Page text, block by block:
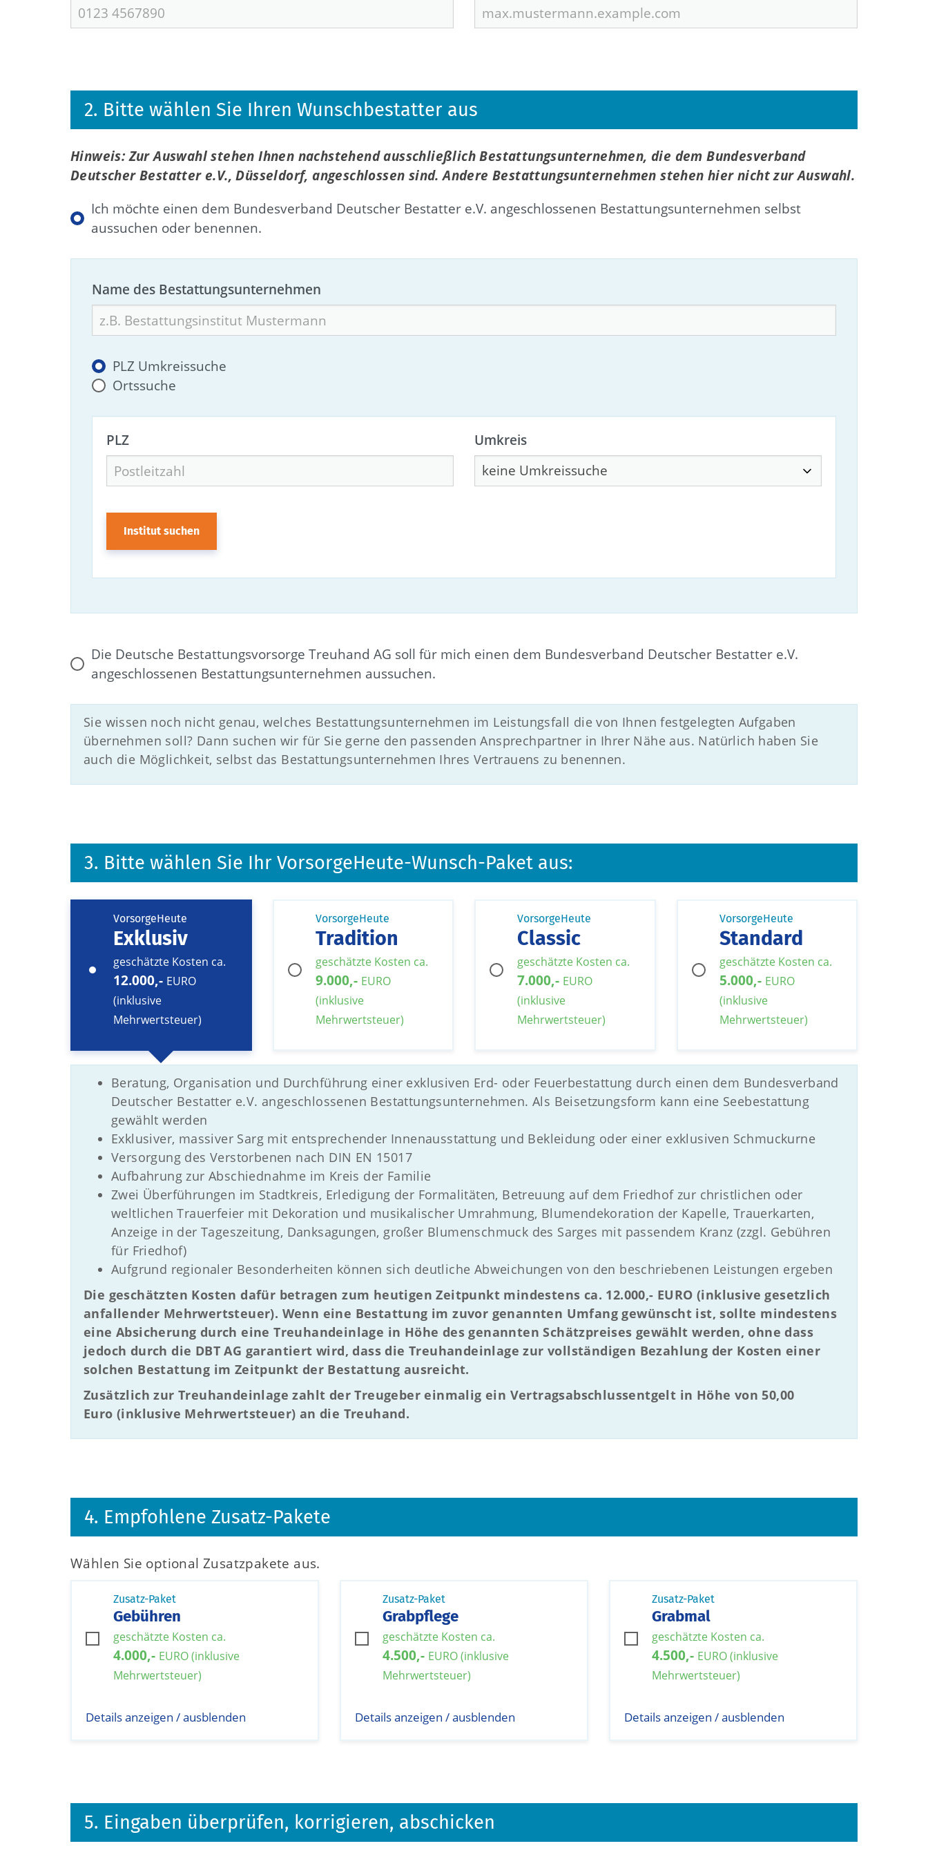
2. Bitte wählen Sie Ihren Wunschbestatter aus
Hinweis: Zur Auswahl stehen Ihnen nachstehend ausschließlich Bestattungsunternehmen, die dem Bundesverband
Deutscher Bestatter e.V., Düsseldorf, angeschlossen sind. Andere Bestattungsunternehmen stehen hier nicht zur Auswahl.
Ich möchte einen dem Bundesverband Deutscher Bestatter e.V. angeschlossenen Bestattungsunternehmen selbst
aussuchen oder benennen.
Name des Bestattungsunternehmen
PLZ Umkreissuche
Ortssuche
PLZ Umkreis
Die Deutsche Bestattungsvorsorge Treuhand AG soll für mich einen dem Bundesverband Deutscher Bestatter e.V.
angeschlossenen Bestattungsunternehmen aussuchen.
Sie wissen noch nicht genau, welches Bestattungsunternehmen im Leistungsfall die von Ihnen festgelegten Aufgaben
übernehmen soll? Dann suchen wir für Sie gerne den passenden Ansprechpartner in Ihrer Nähe aus. Natürlich haben Sie
auch die Möglichkeit, selbst das Bestattungsunternehmen Ihres Vertrauens zu benennen.
3. Bitte wählen Sie Ihr VorsorgeHeute-Wunsch-Paket aus:
VorsorgeHeute
Exklusiv
geschätzte Kosten ca.
12.000,- EURO
(inklusive
Mehrwertsteuer)
VorsorgeHeute
Tradition
geschätzte Kosten ca.
9.000,- EURO
(inklusive
Mehrwertsteuer)
VorsorgeHeute
Classic
geschätzte Kosten ca.
7.000,- EURO
(inklusive
Mehrwertsteuer)
VorsorgeHeute
Standard
geschätzte Kosten ca.
5.000,- EURO
(inklusive
Mehrwertsteuer)
Beratung, Organisation und Durchführung einer exklusiven Erd- oder Feuerbestattung durch einen dem Bundesverband
Deutscher Bestatter e.V. angeschlossenen Bestattungsunternehmen. Als Beisetzungsform kann eine Seebestattung
gewählt werden
Exklusiver, massiver Sarg mit entsprechender Innenausstattung und Bekleidung oder einer exklusiven Schmuckurne
Versorgung des Verstorbenen nach DIN EN 15017
Aufbahrung zur Abschiednahme im Kreis der Familie
Zwei Überführungen im Stadtkreis, Erledigung der Formalitäten, Betreuung auf dem Friedhof zur christlichen oder
weltlichen Trauerfeier mit Dekoration und musikalischer Umrahmung, Blumendekoration der Kapelle, Trauerkarten,
Anzeige in der Tageszeitung, Danksagungen, großer Blumenschmuck des Sarges mit passendem Kranz (zzgl. Gebühren
für Friedhof)
Aufgrund regionaler Besonderheiten können sich deutliche Abweichungen von den beschriebenen Leistungen ergeben
Die geschätzten Kosten dafür betragen zum heutigen Zeitpunkt mindestens ca. 12.000,- EURO (inklusive gesetzlich
anfallender Mehrwertsteuer). Wenn eine Bestattung im zuvor genannten Umfang gewünscht ist, sollte mindestens
eine Absicherung durch eine Treuhandeinlage in Höhe des genannten Schätzpreises gewählt werden, ohne dass
jedoch durch die DBT AG garantiert wird, dass die Treuhandeinlage zur vollständigen Bezahlung der Kosten einer
solchen Bestattung im Zeitpunkt der Bestattung ausreicht.
Zusätzlich zur Treuhandeinlage zahlt der Treugeber einmalig ein Vertragsabschlussentgelt in Höhe von 50,00
Euro (inklusive Mehrwertsteuer) an die Treuhand.
4. Empfohlene Zusatz-Pakete
Wählen Sie optional Zusatzpakete aus.
Zusatz-Paket
Gebühren
geschätzte Kosten ca.
4.000,- EURO (inklusive
Mehrwertsteuer)
Details anzeigen / ausblenden
Zusatz-Paket
Grabpflege
geschätzte Kosten ca.
4.500,- EURO (inklusive
Mehrwertsteuer)
Details anzeigen / ausblenden
Zusatz-Paket
Grabmal
geschätzte Kosten ca.
4.500,- EURO (inklusive
Mehrwertsteuer)
Details anzeigen / ausblenden
5. Eingaben überprüfen, korrigieren, abschicken